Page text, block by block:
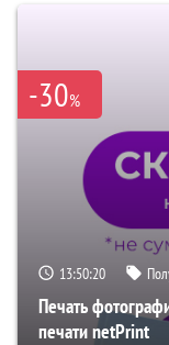
-30%
13:50:19
Печать
печати netPrint